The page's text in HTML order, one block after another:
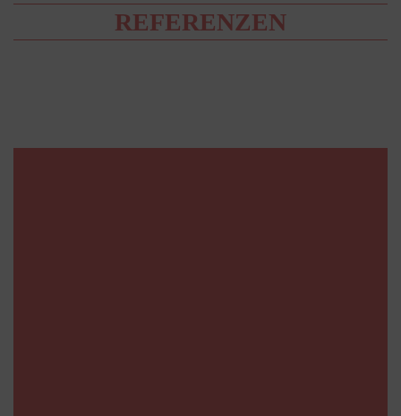
REFERENZEN